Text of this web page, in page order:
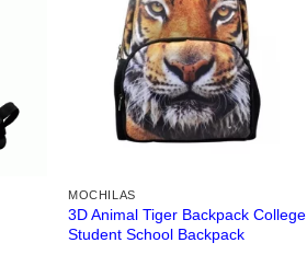
MOCHILAS
3D Animal Tiger Backpack College
Student School Backpack